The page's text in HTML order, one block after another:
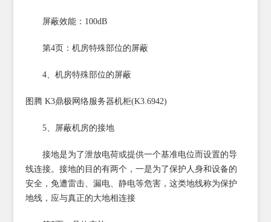
屏蔽效能：100dB
第4页：机房特殊部位的屏蔽
4、机房特殊部位的屏蔽
图腾 K3鼎极网络服务器机柜(K3.6942)
5、屏蔽机房的接地
接地是为了泄放电荷或提供一个基准电位而设置的导
线连接。接地的目的有两个，一是为了保护人身和设备的
安全，免遭雷击、漏电、静电等危害，这类地线称为保护
地线，应与真正的大地相连接